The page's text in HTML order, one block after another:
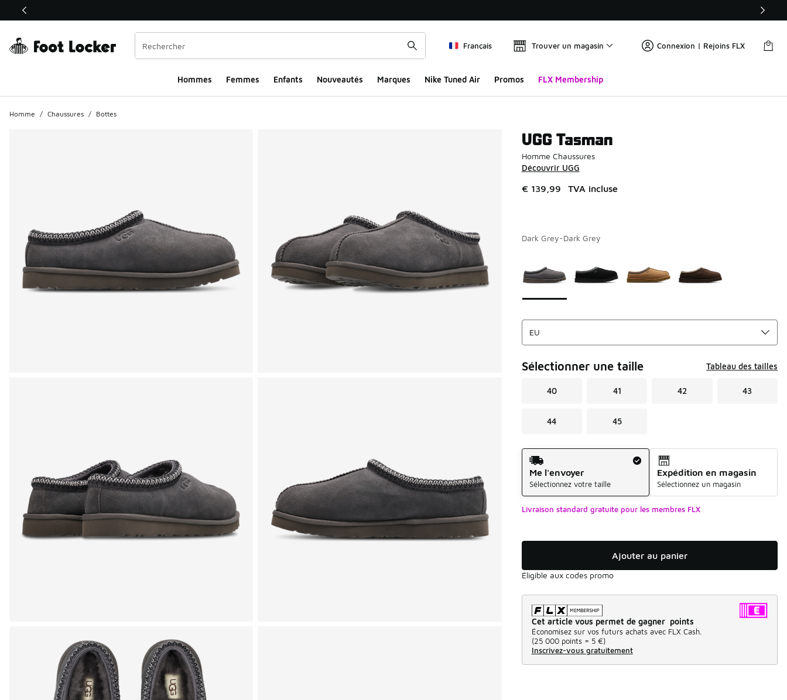
Ce lien ouvrira une nouvelle fenêtre
Français Trouver un magasin Connexion | Rejoins FLX
Hommes​ Femmes Enfants Nouveautés Marques Nike Tuned Air Promos FLX Membership
Homme / Chaussures / Bottes
UGG Tasman
Homme Chaussures
Découvrir UGG
€ 139,99 TVA incluse
Dark Grey-Dark Grey
Sélectionner une taille Tableau des tailles
40 41 42 43
44 45
Mode d'expédition
Me l'envoyer
Sélectionnez votre taille
Expédition en magasin
Sélectionnez un magasin
Livraison standard gratuite pour les membres FLX
Ajouter au panier
Éligible aux codes promo
Cet article vous permet de gagner points
Économisez sur vos futurs achats avec FLX Cash.
(25 000 points = 5 €)
Inscrivez-vous gratuitement